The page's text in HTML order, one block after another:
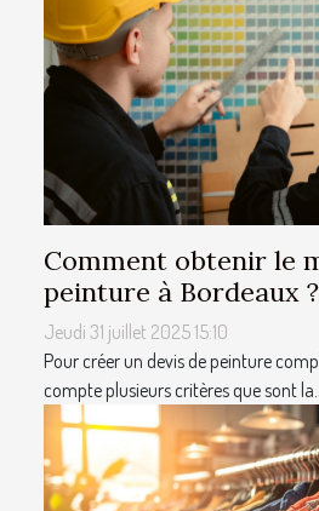
Comment obtenir le
peinture à Bordeaux ?
Jeudi 31 juillet 2025 15:10
Pour créer un devis de peinture
compte plusieurs critères que sont